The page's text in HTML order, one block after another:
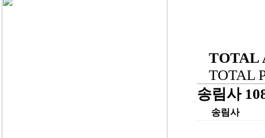
TOTAL
TOTAL
송림사
송림사